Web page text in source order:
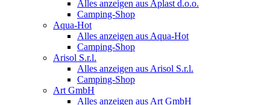
Alles anzeigen aus Aplast d.o.o.
Camping-Shop
Aqua-Hot
Alles anzeigen aus Aqua-Hot
Camping-Shop
Arisol S.r.l.
Alles anzeigen aus Arisol S.r.l.
Camping-Shop
Art GmbH
Alles anzeigen aus Art GmbH